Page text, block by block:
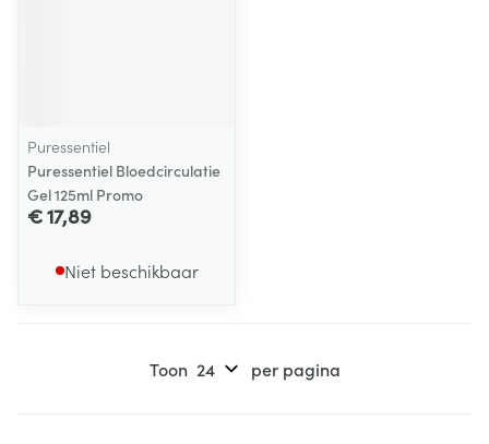
Puressentiel
Puressentiel Bloedcirculatie
Gel 125ml Promo
€ 17,89
Niet beschikbaar
Toon per pagina